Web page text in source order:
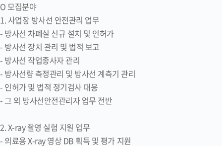
O 모집분야
1. 사업장 방사선 안전관리 업무
- 방사선 차폐실 신규 설치 및 인허가
- 방사선 장치 관리 및 법적 보고
- 방사선 작업종사자 관리
- 방사선량 측정관리 및 방사선 계측기 관리
- 인허가 및 법적 정기검사 대응
- 그 외 방사선안전관리자 업무 전반
2. X-ray 촬영 실험 지원 업무
- 의료용 X-ray 영상 DB 획득 및 평가 지원